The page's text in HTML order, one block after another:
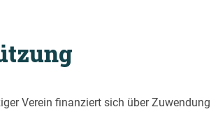
Verein finanziert sich über Zuwendung